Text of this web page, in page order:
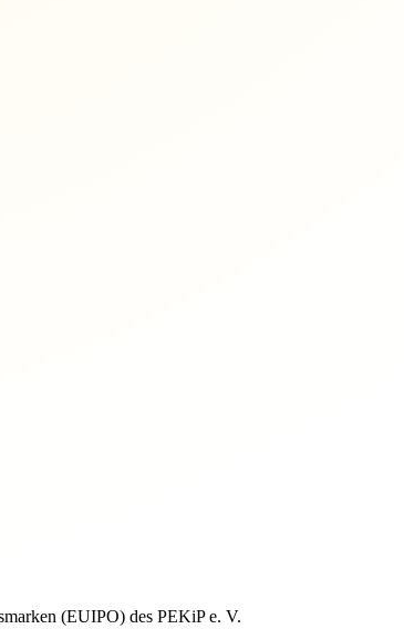
(EUIPO) des PEKiP e. V.